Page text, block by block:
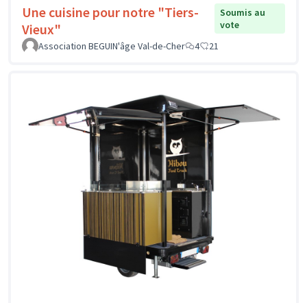
Une cuisine pour notre "Tiers-
Vieux"
Soumis au
vote
Association BEGUIN'âge Val-de-Cher
4 21